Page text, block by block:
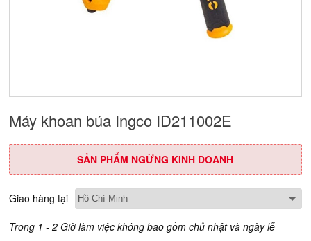
Máy khoan búa Ingco ID211002E
SẢN PHẨM NGỪNG KINH DOANH
Giao hàng tại
Trong 1 - 2 Giờ làm việc không bao gồm chủ nhật và ngày lễ